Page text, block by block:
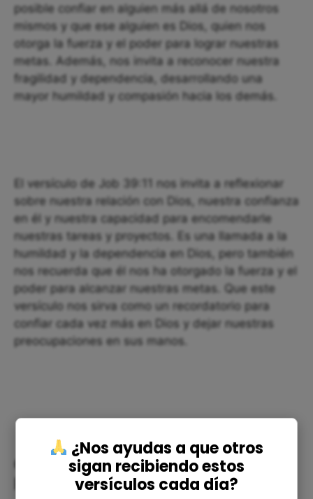
posible confiar en alguien más allá de nosotros
mismos y que ese alguien es Dios, quien nos
otorga la fuerza y el poder para lograr nuestras
metas. Además, nos invita a reconocer nuestra
fragilidad y dependencia, desarrollando una
mayor humildad y compasión hacia los demás.
El versículo de Job 39:11 nos invita a reflexionar
sobre nuestra relación con Dios, nuestra confianza
en él y nuestra capacidad para encomendarle
nuestras tareas y proyectos. Es una llamada a la
humildad y la dependencia en Dios, pero también
nos recuerda que él nos ha otorgado la fuerza y el
poder para alcanzar nuestras metas. Que este
versículo nos sirva como un recordatorio para
confiar cada vez más en Dios y dejar nuestras
preocupaciones en sus manos.
Confiar en la Grandeza de Dios:
Reflexión Corta
¿Nos ayudas a que otros
sigan recibiendo estos
versículos cada día?